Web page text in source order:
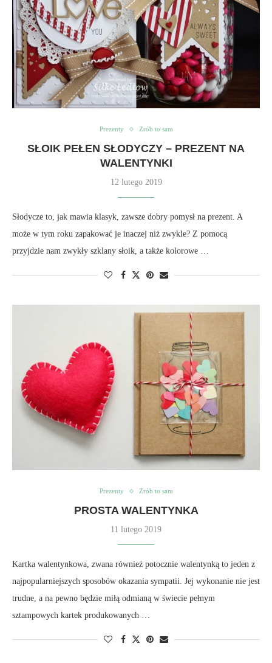
Prezenty Zrób to sam
SŁOIK PEŁEN SŁODYCZY – PREZENT NA
WALENTYNKI
12 lutego 2019
Słodycze to, jak mawia klasyk, zawsze dobry pomysł na prezent. A
może w tym roku zapakować je inaczej niż zwykle? Z pomocą
przyjdzie nam zwykły szklany słoik, a także kolorowe …
Prezenty Zrób to sam
PROSTA WALENTYNKA
11 lutego 2019
Kartka walentynkowa, zwana również potocznie walentynką to jeden z
najpopularniejszych sposobów okazania sympatii. Jej wykonanie nie jest
trudne, a na pewno będzie miłą odmianą w świecie pełnym
sztampowych kartek produkowanych …